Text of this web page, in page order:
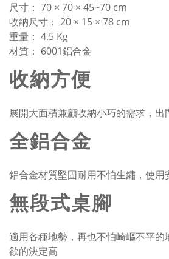
尺寸： 70 × 70 × 45~70 cm
收納尺寸： 20 × 15 × 78 cm
重量： 4.5 Kg
材質： 6001鋁合金
收納方便
展開大面積兼顧收納小巧的需求，出
全鋁合金
鋁合金材質堅固耐用不怕生鏽，使用
無段式桌腳
適用各種地勢，再也不怕崎嶇不平
欲的決定高